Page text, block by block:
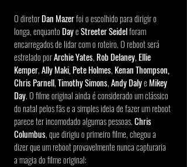
O diretor Dan Mazer foi o escolhido para dirigir o
longa, enquanto Day e Streeter Seidel foram
encarregados de lidar com o roteiro. O reboot será
estrelado por Archie Yates, Rob Delaney, Ellie
Kemper, Ally Maki, Pete Holmes, Kenan Thompson,
Chris Parnell, Timothy Simons, Andy Daly e Mikey
Day. O filme original ainda é considerado um clássico
do natal pelos fãs e a simples ideia de fazer um reboot
parece ter incomodado algumas pessoas. Chris
Columbus, que dirigiu o primeiro filme, chegou a
dizer que um reboot provavelmente nunca capturaria
a magia do filme original: